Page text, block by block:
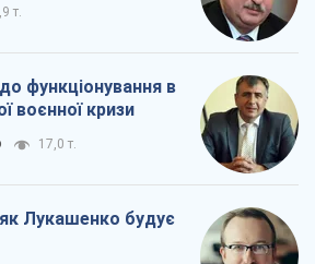
т.
функціонування в
воєнної кризи
17,0 т.
як Лукашенко будує